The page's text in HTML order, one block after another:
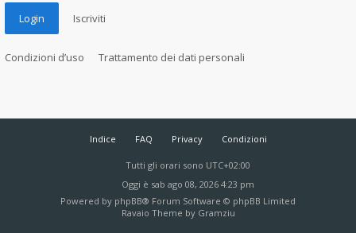
Login Iscriviti
Condizioni d’uso Trattamento dei dati personali
Indice FAQ Privacy Condizioni
Tutti gli orari sono UTC+02:00
Oggi è sab ago 08, 2026 4:23 pm
Powered by phpBB® Forum Software © phpBB Limited
Ravaio Theme by Gramziu